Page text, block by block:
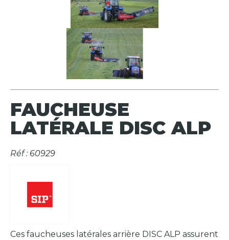
FAUCHEUSE
LATÉRALE DISC ALP
Réf : 60929
Ces faucheuses latérales arrière DISC ALP assurent